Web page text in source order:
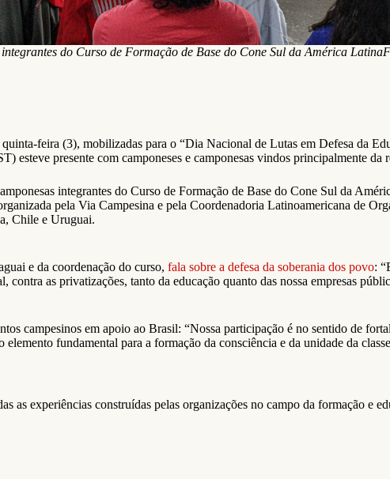
do Curso de Formação de Base do Cone Sul da América
feira (3), mobilizadas para o “Dia Nacional de Lutas em Defesa da
presente com camponeses e camponesas vindos principalmente da
integrantes do Curso de Formação de Base do Cone Sul da
pela Via Campesina e pela Coordenadoria Latinoamericana de
Chile e Uruguai.
e da coordenação do curso, fala sobre a defesa da soberania dos povo:
as privatizações, tanto da educação quanto das nossa empresas
campesinos em apoio ao Brasil: “Nossa participação é no sentido de
fundamental para a formação da consciência e da unidade da
as experiências construídas pelas organizações no campo da formação e